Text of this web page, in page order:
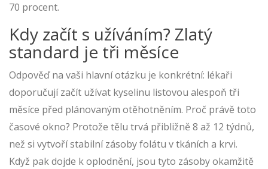
70 procent.
Kdy začít s užíváním? Zlatý
standard je tři měsíce
Odpověď na vaši hlavní otázku je konkrétní: lékaři
doporučují začít užívat kyselinu listovou alespoň tři
měsíce před plánovaným otěhotněním. Proč právě toto
časové okno? Protože tělu trvá přibližně 8 až 12 týdnů,
než si vytvoří stabilní zásoby folátu v tkáních a krvi.
Když pak dojde k oplodnění, jsou tyto zásoby okamžitě